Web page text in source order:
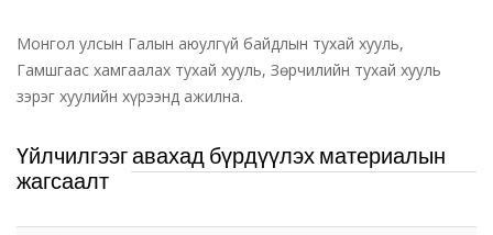
Монгол улсын Галын аюулгүй байдлын тухай хууль,
Гамшгаас хамгаалах тухай хууль, Зөрчилийн тухай хууль
зэрэг хуулийн хүрээнд ажилна.
Үйлчилгээг авахад бүрдүүлэх материалын
жагсаалт